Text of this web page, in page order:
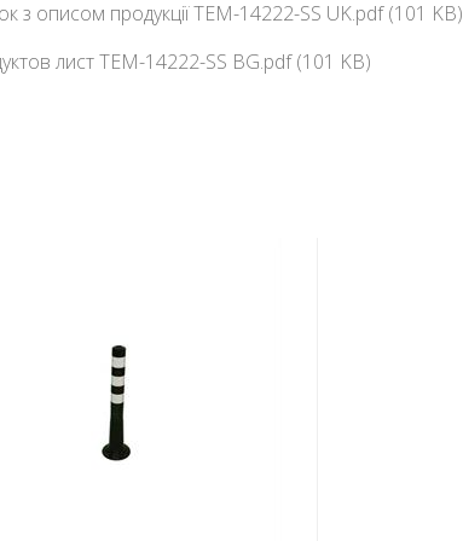
з описом продукції TEM-14222-SS UK.pdf (101 KB)
лист TEM-14222-SS BG.pdf (101 KB)